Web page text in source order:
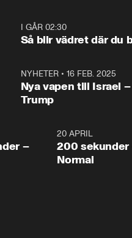
I GÅR 02:30
Så blir vädret där du
NYHETER• 16 FEB. 2025
Nya vapen till Israel
Trump
4:23
–
20 APRIL
200 sekunder
Normal